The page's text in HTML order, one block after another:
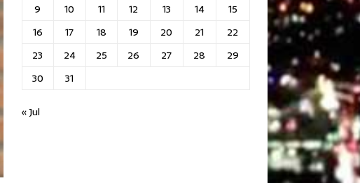
9
10 11 12 13 14
15
16
17 18 19 20 21
22
23
24 25 26 27 28
29
30
31
« Jul